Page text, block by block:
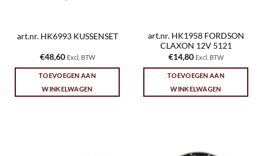
art.nr. HK6993 KUSSENSET
€48,60 Excl. BTW
TOEVOEGEN AAN
WINKELWAGEN
art.nr. HK1958 FORDSON
CLAXON 12V 5121
€14,80 Excl. BTW
TOEVOEGEN AAN
WINKELWAGEN